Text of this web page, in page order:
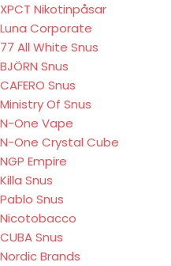
XPCT Nikotinpåsar
Luna Corporate
77 All White Snus
BJÖRN Snus
CAFERO Snus
Ministry Of Snus
N-One Vape
N-One Crystal Cube
NGP Empire
Killa Snus
Pablo Snus
Nicotobacco
CUBA Snus
Nordic Brands